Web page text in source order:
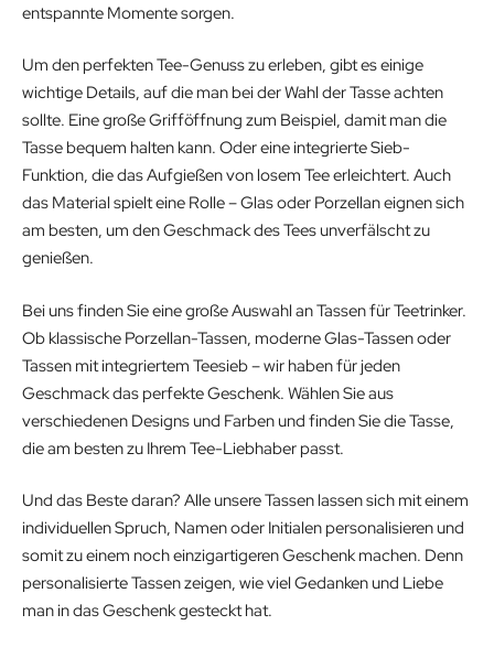
entspannte Momente sorgen.
Um den perfekten Tee-Genuss zu erleben, gibt es einige
wichtige Details, auf die man bei der Wahl der Tasse achten
sollte. Eine große Grifföffnung zum Beispiel, damit man die
Tasse bequem halten kann. Oder eine integrierte Sieb-
Funktion, die das Aufgießen von losem Tee erleichtert. Auch
das Material spielt eine Rolle – Glas oder Porzellan eignen sich
am besten, um den Geschmack des Tees unverfälscht zu
genießen.
Bei uns finden Sie eine große Auswahl an Tassen für Teetrinker.
Ob klassische Porzellan-Tassen, moderne Glas-Tassen oder
Tassen mit integriertem Teesieb – wir haben für jeden
Geschmack das perfekte Geschenk. Wählen Sie aus
verschiedenen Designs und Farben und finden Sie die Tasse,
die am besten zu Ihrem Tee-Liebhaber passt.
Und das Beste daran? Alle unsere Tassen lassen sich mit einem
individuellen Spruch, Namen oder Initialen personalisieren und
somit zu einem noch einzigartigeren Geschenk machen. Denn
personalisierte Tassen zeigen, wie viel Gedanken und Liebe
man in das Geschenk gesteckt hat.